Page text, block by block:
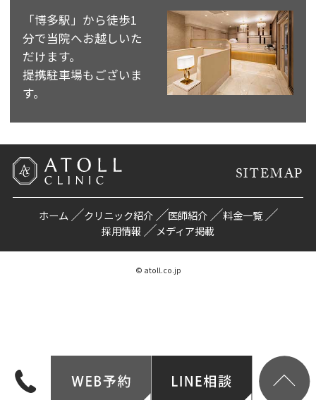
「博多駅」から徒歩1
分で当院へお越しいた
だけます。
提携駐車場もございま
す。
SITEMAP
ホーム クリニック紹介 医師紹介
料金一覧
採用情報
メディア掲載
© atoll.co.jp